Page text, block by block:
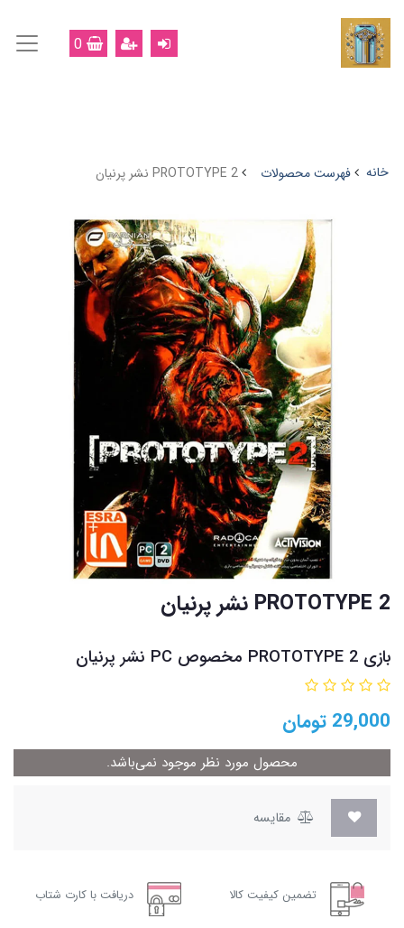
0
خانه فهرست محصولات PROTOTYPE 2 نشر پرنیان
PROTOTYPE 2 نشر پرنیان
بازی PROTOTYPE 2 مخصوص PC نشر پرنیان
29,000 تومان
محصول مورد نظر موجود نمی‌باشد.
مقایسه
تضمین کیفیت کالا دریافت با کارت شتاب